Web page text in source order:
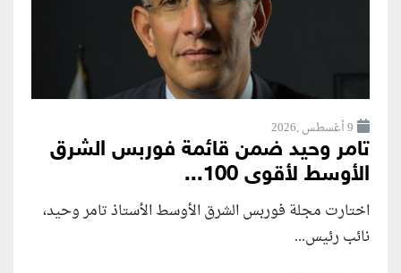
9 أغسطس ,2026
تامر وحيد ضمن قائمة فوربس الشرق
الأوسط لأقوى 100...
اختارت مجلة فوربس الشرق الأوسط الأستاذ تامر وحيد،
نائب رئيس...